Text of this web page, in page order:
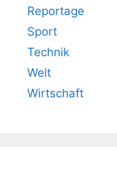
Reportage
Sport
Technik
Welt
Wirtschaft